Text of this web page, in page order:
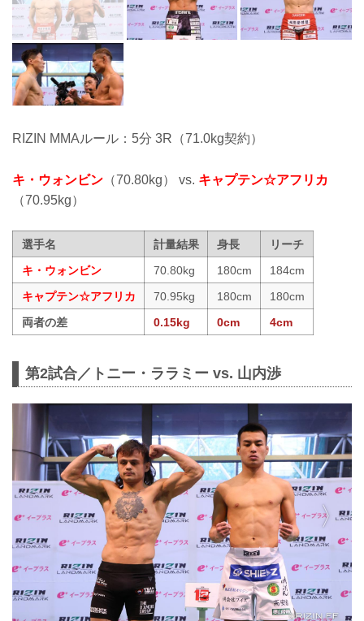
RIZIN MMAルール：5分 3R（71.0kg契約）
キ・ウォンビン （70.80kg） vs. キャプテン☆アフリカ
（70.95kg）
選手名 計量結果 身長
リーチ
キ・ウォンビン
70.80kg 180cm
184cm
キャプテン☆アフリカ
70.95kg 180cm
180cm
両者の差
0.15kg 0cm 4cm
第2試合／トニー・ララミー vs. 山内渉